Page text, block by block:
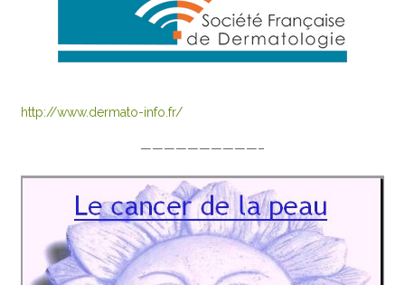
http://www.dermato-info.fr/
——————————–